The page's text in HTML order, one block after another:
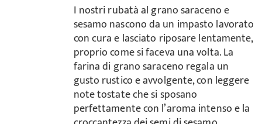
I nostri rubatà al grano saraceno e
sesamo nascono da un impasto lavorato
con cura e lasciato riposare lentamente,
proprio come si faceva una volta. La
farina di grano saraceno regala un
gusto rustico e avvolgente, con leggere
note tostate che si sposano
perfettamente con l’aroma intenso e la